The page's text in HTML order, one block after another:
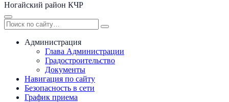
Ногайский район КЧР
Администрация
Глава Администрации
Градостроительство
Документы
Навигация по сайту
Безопасность в сети
График приема